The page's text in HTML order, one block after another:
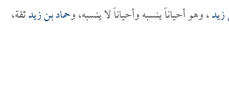
زيد، وهو أحياناً ينسبه وأحياناً لا ينسبه، وحماد بن زيدثقة،